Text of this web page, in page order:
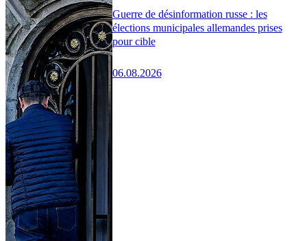
Guerre de désinformation russe : les
élections municipales allemandes prises
pour cible
06.08.2026